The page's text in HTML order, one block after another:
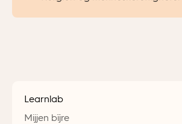
Learnlab
Mijjen bïjre